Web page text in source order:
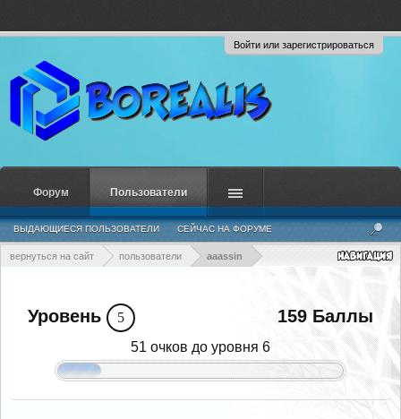
Войти или зарегистрироваться
вернуться на сайт пользователи aaassin
Уровень 5 159 Баллы
51 очков до уровня 6
Форум Пользователи
ВЫДАЮЩИЕСЯ ПОЛЬЗОВАТЕЛИ СЕЙЧАС НА ФОРУМЕ
НЕДАВНЯЯ АКТИВНОСТЬ НОВЫЕ СООБЩЕНИЯ ПРОФИЛЯ